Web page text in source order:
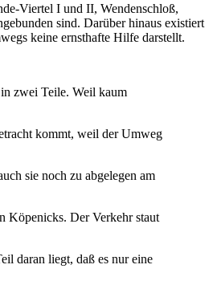
Viertel I und II, Wendenschloß,
sind. Darüber hinaus existiert
keine ernsthafte Hilfe darstellt.
zwei Teile. Weil kaum
kommt, weil der Umweg
sie noch zu abgelegen am
Köpenicks. Der Verkehr staut
daran liegt, daß es nur eine